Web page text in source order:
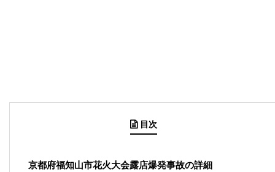
目次
京都府福知山市花火大会露店爆発事故の詳細